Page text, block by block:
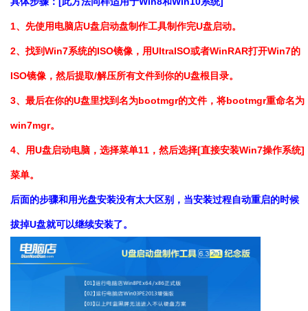
1、先使用电脑店U盘启动盘制作工具制作完U盘启动。
2、找到Win7系统的ISO镜像，用UltraISO或者WinRAR打开Win7的
ISO镜像，然后提取/解压所有文件到你的U盘根目录。
3、最后在你的U盘里找到名为bootmgr的文件，将bootmgr重命名为
win7mgr。
4、用U盘启动电脑，选择菜单11，然后选择[直接安装Win7操作系统]
菜单。
后面的步骤和用光盘安装没有太大区别，当安装过程自动重启的时候
拔掉U盘就可以继续安装了。